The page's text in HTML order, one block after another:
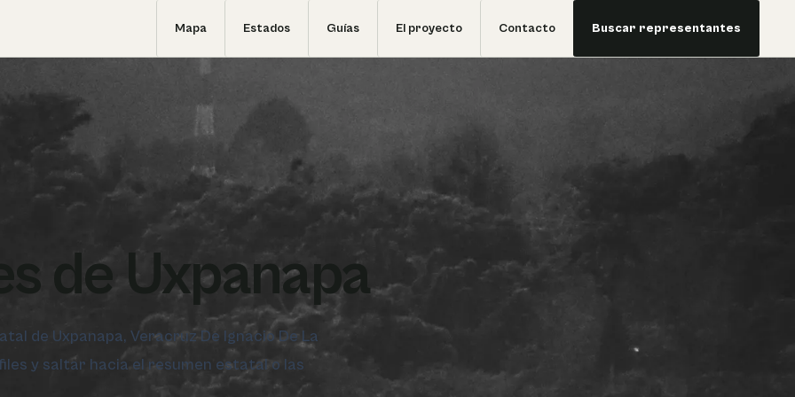
Mapa Estados Guías El proyecto Contacto Buscar representantes
de Uxpanapa
de Uxpanapa, Veracruz De Ignacio De La
y saltar hacia el resumen estatal o las